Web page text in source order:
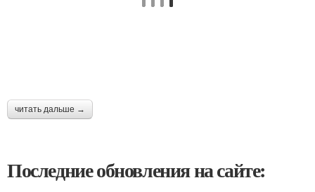
читать дальше →
Последние обновления на сайте: